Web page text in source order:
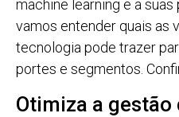
machine learning e a
vamos entender quais as
tecnologia pode trazer
portes e segmentos.
Otimiza a gestão